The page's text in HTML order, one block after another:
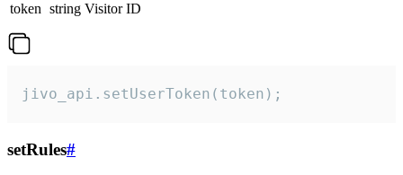
token string Visitor ID
jivo_api.setUserToken(token);
setRules#